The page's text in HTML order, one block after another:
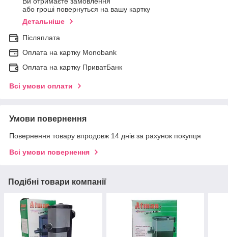
або гроші повернуться на вашу картку
Детальніше
Післяплата
Оплата на картку Мonobank
Оплата на картку ПриватБанк
Всі умови оплати
Умови повернення
Повернення товару впродовж 14 днів за рахунок покупця
Всі умови повернення
Подібні товари компанії